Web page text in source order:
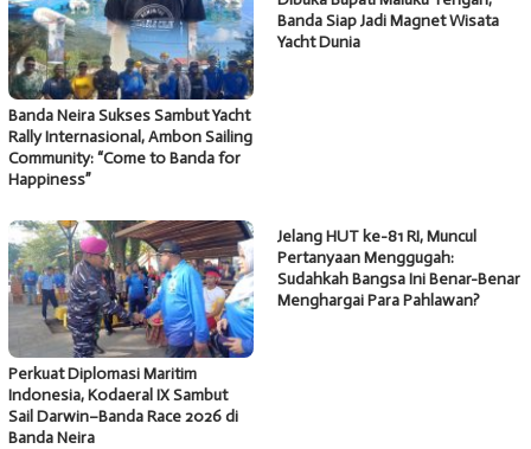
Banda Neira Sukses Sambut Yacht
Rally Internasional, Ambon Sailing
Community: “Come to Banda for
Happiness”
Banda Siap Jadi Magnet Wisata
Yacht Dunia
Perkuat Diplomasi Maritim
Indonesia, Kodaeral IX Sambut
Sail Darwin–Banda Race 2026 di
Banda Neira
Jelang HUT ke-81 RI, Muncul
Pertanyaan Menggugah:
Sudahkah Bangsa Ini Benar-Benar
Menghargai Para Pahlawan?